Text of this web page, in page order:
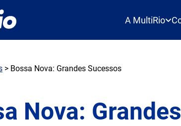
A MultiRio
> Bossa Nova: Grandes Sucessos
Nova: